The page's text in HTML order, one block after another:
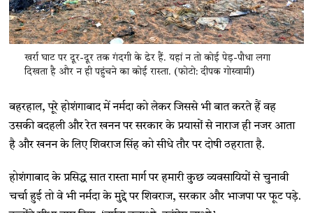
खर्रा घाट पर दूर-दूर तक गंदगी के ढेर हैं. यहां न तो कोई पेड़-पौधा लगा
दिखता है और न ही पहुंचने का कोई रास्ता. (फोटो: दीपक गोस्वामी)
बहरहाल, पूरे होशंगाबाद में नर्मदा को लेकर जिससे भी बात करते हैं वह
उसकी बदहली और रेत खनन पर सरकार के प्रयासों से नाराज ही नजर आता
है और खनन के लिए शिवराज सिंह को सीधे तौर पर दोषी ठहराता है.
होशंगाबाद के प्रसिद्ध सात रास्ता मार्ग पर हमारी कुछ व्यवसायियों से चुनावी
चर्चा हुई तो वे भी नर्मदा के मुद्दे पर शिवराज, सरकार और भाजपा पर फूट पड़े.